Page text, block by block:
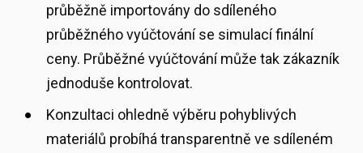
průběžně importovány do sdíleného
průběžného vyúčtování se simulací finální
ceny. Průběžné vyúčtování může tak zákazník
jednoduše kontrolovat.
Konzultaci ohledně výběru pohyblivých
materiálů probíhá transparentně ve sdíleném